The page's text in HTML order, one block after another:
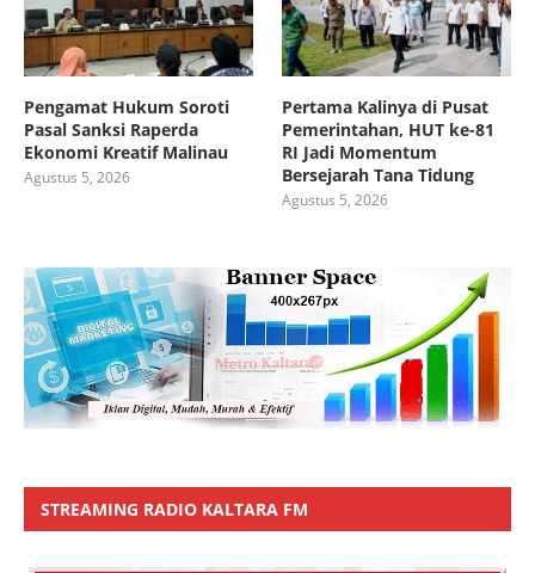
Pengamat Hukum Soroti
Pasal Sanksi Raperda
Ekonomi Kreatif Malinau
Agustus 5, 2026
Pertama Kalinya di Pusat
Pemerintahan, HUT ke-81
RI Jadi Momentum
Bersejarah Tana Tidung
Agustus 5, 2026
STREAMING RADIO KALTARA FM